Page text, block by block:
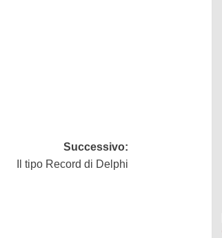
Successivo:
Il tipo Record di Delphi